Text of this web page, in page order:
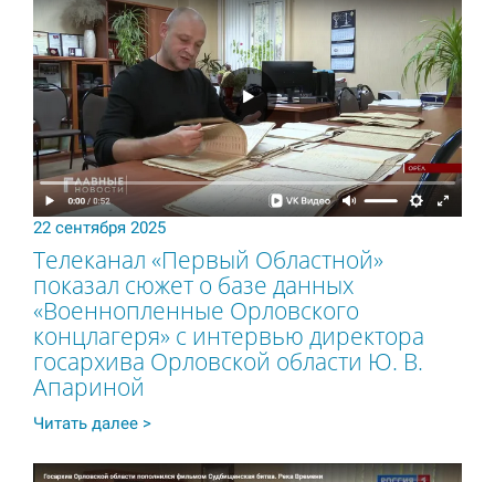
22 сентября 2025
Телеканал «Первый Областной»
показал сюжет о базе данных
«Военнопленные Орловского
концлагеря» с интервью директора
госархива Орловской области Ю. В.
Апариной
Читать далее >